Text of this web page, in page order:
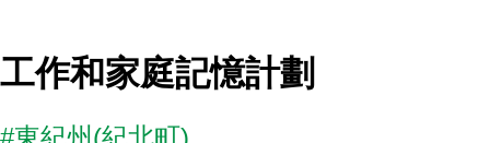
工作和家庭記憶計劃
#東紀州(紀北町)